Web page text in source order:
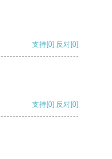
支持[0] 反对[0]
支持[0] 反对[0]